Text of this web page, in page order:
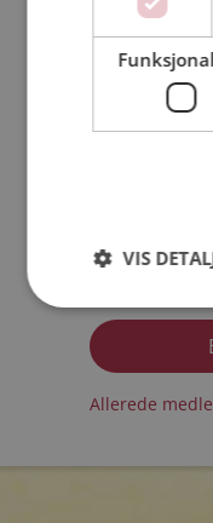
Min alder:
Jeg aksepterer
Allerede
VIS